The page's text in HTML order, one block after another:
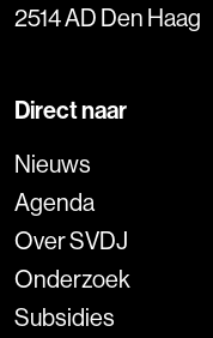
2514 AD Den Haag
Direct naar
Nieuws
Agenda
Over SVDJ
Onderzoek
Subsidies